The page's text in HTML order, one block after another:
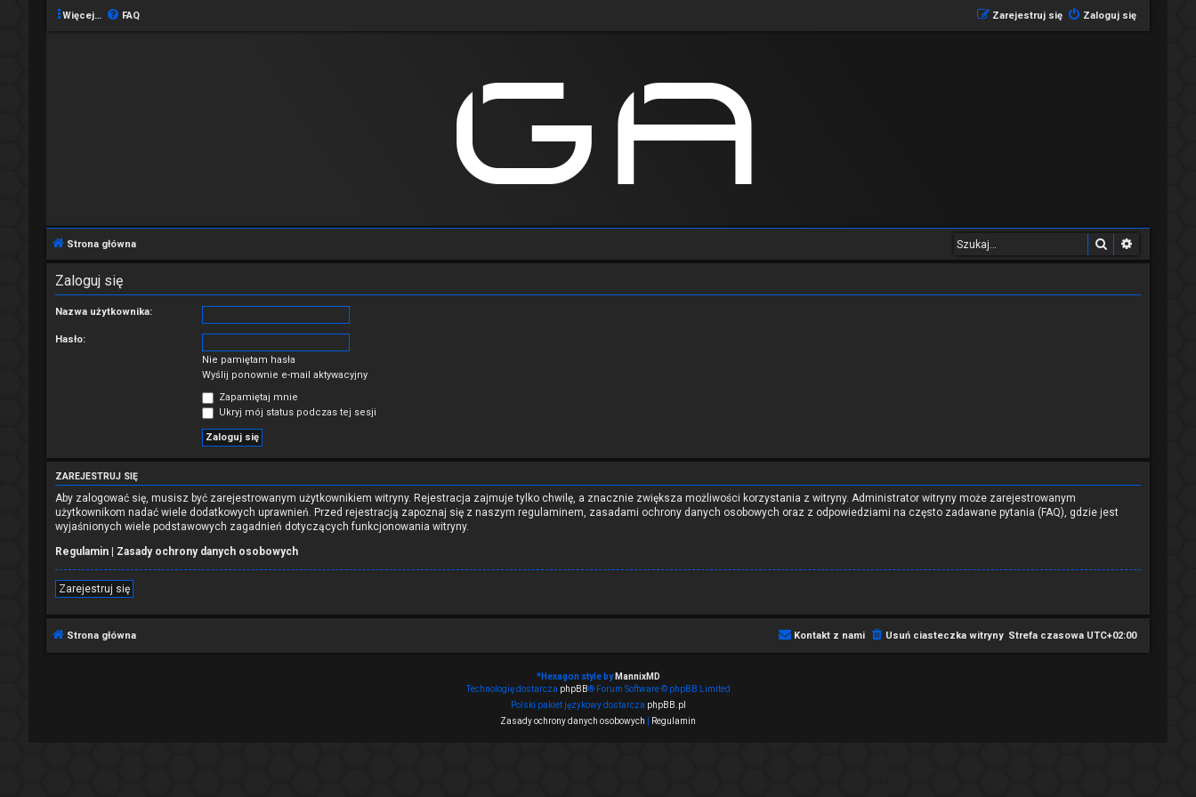
Więcej… FAQ Zaloguj się
Zarejestruj się
Strona główna Szukaj
Zaloguj się
Nazwa użytkownika:
Hasło:
Nie pamiętam hasła
Wyślij ponownie e-mail aktywacyjny
Zapamiętaj mnie
Ukryj mój status podczas tej sesji
ZAREJESTRUJ SIĘ
Aby zalogować się, musisz być zarejestrowanym użytkownikiem witryny. Rejestracja zajmuje tylko chwilę, a znacznie zwiększa możliwości korzystania z witryny. Administrator witryny może zarejestrowanym
użytkownikom nadać wiele dodatkowych uprawnień. Przed rejestracją zapoznaj się z naszym regulaminem, zasadami ochrony danych osobowych oraz z odpowiedziami na często zadawane pytania (FAQ), gdzie jest
wyjaśnionych wiele podstawowych zagadnień dotyczących funkcjonowania witryny.
Regulamin | Zasady ochrony danych osobowych
Zarejestruj się
Strona główna Strefa czasowa UTC+02:00
Usuń ciasteczka witryny
Kontakt z nami
*Hexagon style by MannixMD
Technologię dostarcza phpBB® Forum Software © phpBB Limited
Polski pakiet językowy dostarcza phpBB.pl
Zasady ochrony danych osobowych
Regulamin